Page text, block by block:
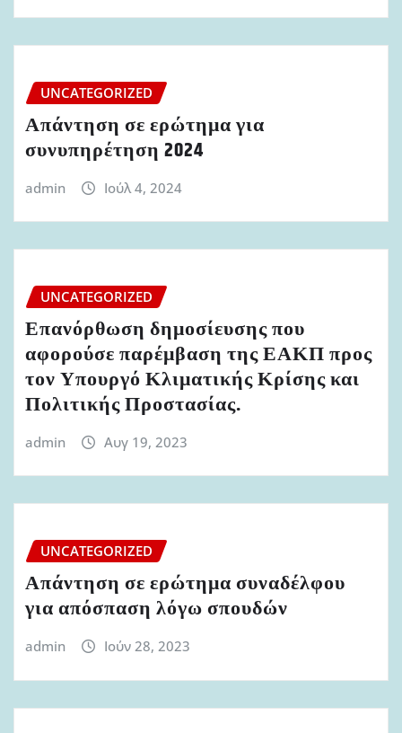
UNCATEGORIZED
Απάντηση σε ερώτημα για
συνυπηρέτηση 2024
admin Ιούλ 4, 2024
UNCATEGORIZED
Επανόρθωση δημοσίευσης που
αφορούσε παρέμβαση της ΕΑΚΠ προς
τον Υπουργό Κλιματικής Κρίσης και
Πολιτικής Προστασίας.
admin Αυγ 19, 2023
UNCATEGORIZED
Απάντηση σε ερώτημα συναδέλφου
για απόσπαση λόγω σπουδών
admin Ιούν 28, 2023